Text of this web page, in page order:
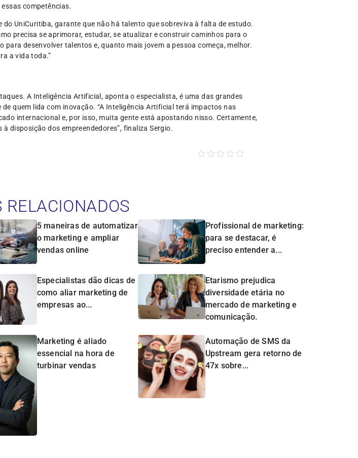
competências.
UniCuritiba, garante que não há talento que sobreviva à falta de estudo.
precisa se aprimorar, estudar, se atualizar e construir caminhos para o
desenvolver talentos e, quanto mais jovem a pessoa começa, melhor.
a vida toda.”
A Inteligência Artificial, aponta o especialista, é uma das grandes
quem lida com inovação. “A Inteligência Artificial terá impactos nas
internacional e, por isso, muita gente está apostando nisso. Certamente,
disposição dos empreendedores”, finaliza Sergio.
RELACIONADOS
5 maneiras de automatizar
o marketing e ampliar
vendas online
Profissional de marketing:
para se destacar, é
preciso entender a...
Especialistas dão dicas de
como aliar marketing de
empresas ao...
Etarismo prejudica
diversidade etária no
mercado de marketing e
comunicação.
Marketing é aliado
essencial na hora de
turbinar vendas
Automação de SMS da
Upstream gera retorno de
47x sobre...